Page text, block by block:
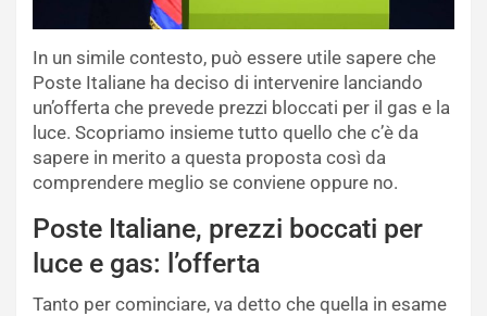
In un simile contesto, può essere utile sapere che
Poste Italiane ha deciso di intervenire lanciando
un’offerta che prevede prezzi bloccati per il gas e la
luce. Scopriamo insieme tutto quello che c’è da
sapere in merito a questa proposta così da
comprendere meglio se conviene oppure no.
Poste Italiane, prezzi boccati per
luce e gas: l’offerta
Tanto per cominciare, va detto che quella in esame